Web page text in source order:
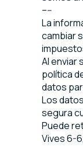
–--
La
cambiar
Al enviar
política
datos
Los
segura
Puede
Vives 6-